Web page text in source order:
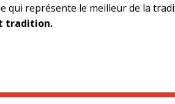
qui représente le meilleur de la
tradition.